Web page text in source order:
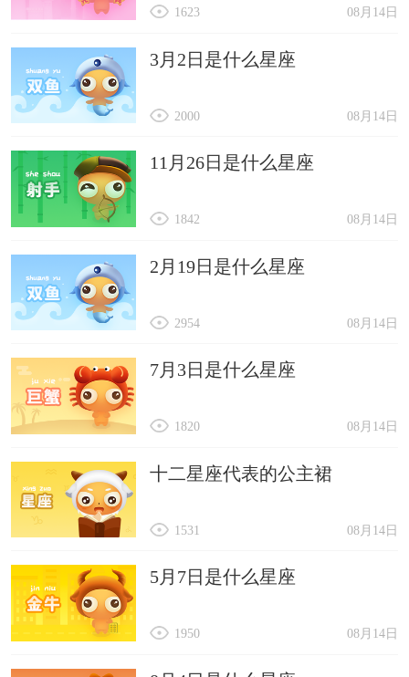
08月14日
1623
3月2日是什么星座
08月14日
2000
11月26日是什么星座
08月14日
1842
2月19日是什么星座
08月14日
2954
7月3日是什么星座
08月14日
1820
十二星座代表的公主裙
08月14日
1531
5月7日是什么星座
08月14日
1950